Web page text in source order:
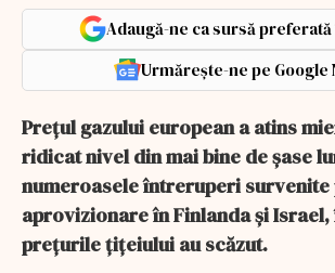
Adaugă-ne ca sursă preferată
Urmărește-ne pe Google
Prețul gazului european a atins
ridicat nivel din mai bine de șase
numeroasele întreruperi survenite
aprovizionare în Finlanda și Israel,
prețurile țițeiului au scăzut.